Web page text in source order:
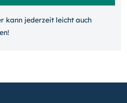
kann jeder­zeit leicht auch